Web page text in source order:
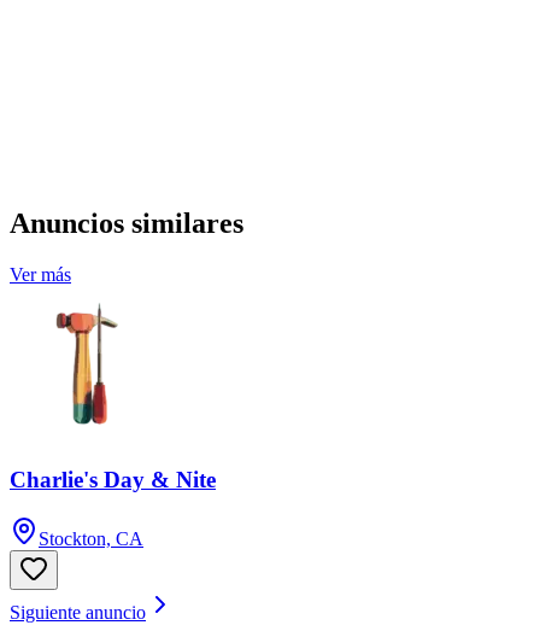
Anuncios similares
Ver más
Charlie's Day & Nite
Stockton, CA
Siguiente anuncio